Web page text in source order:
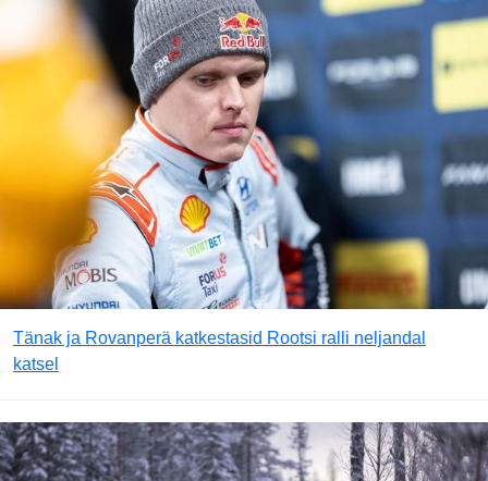
Tänak ja Rovanperä katkestasid Rootsi ralli neljandal
katsel